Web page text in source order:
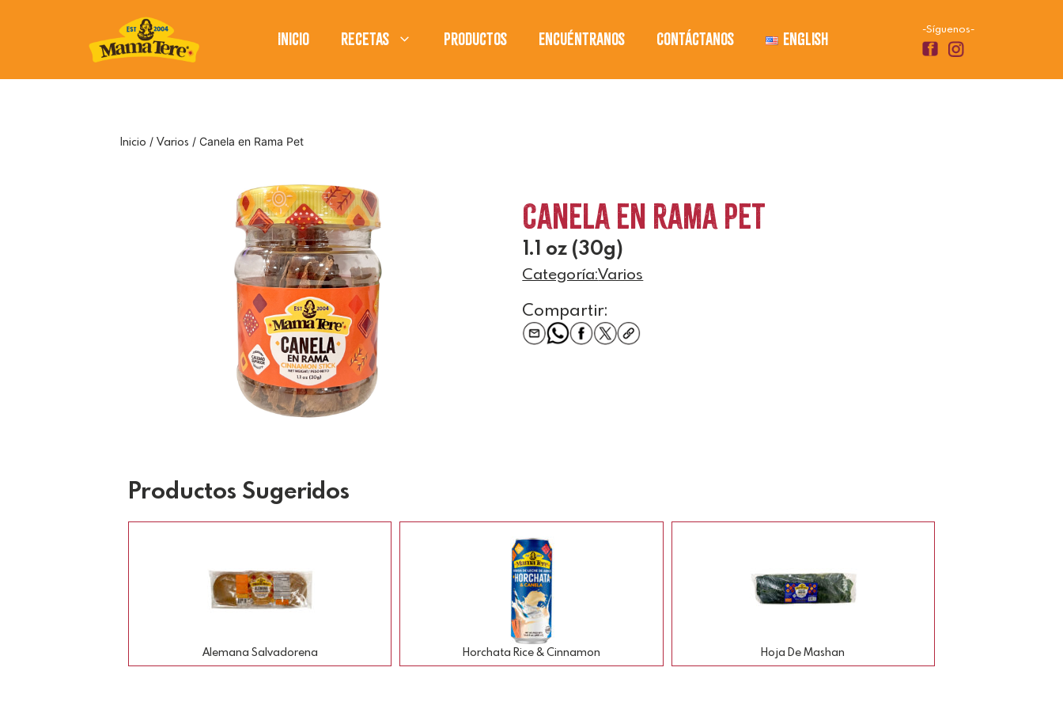
Inicio Recetas Productos Encuéntranos Contáctanos English -Síguenos-
Inicio / Varios / Canela en Rama Pet
Canela en Rama Pet
1.1 oz (30g)
Categoría:Varios
Compartir:
Productos Sugeridos
Alemana Salvadorena Horchata Rice & Cinnamon Hoja De Mashan